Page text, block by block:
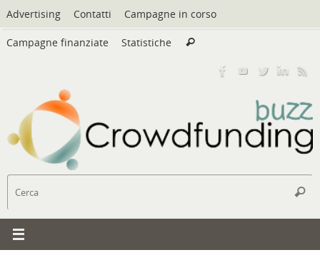
Vai
al
contenuto
Advertising Contatti Campagne in corso
Campagne finanziate Statistiche Cerca
Cerca